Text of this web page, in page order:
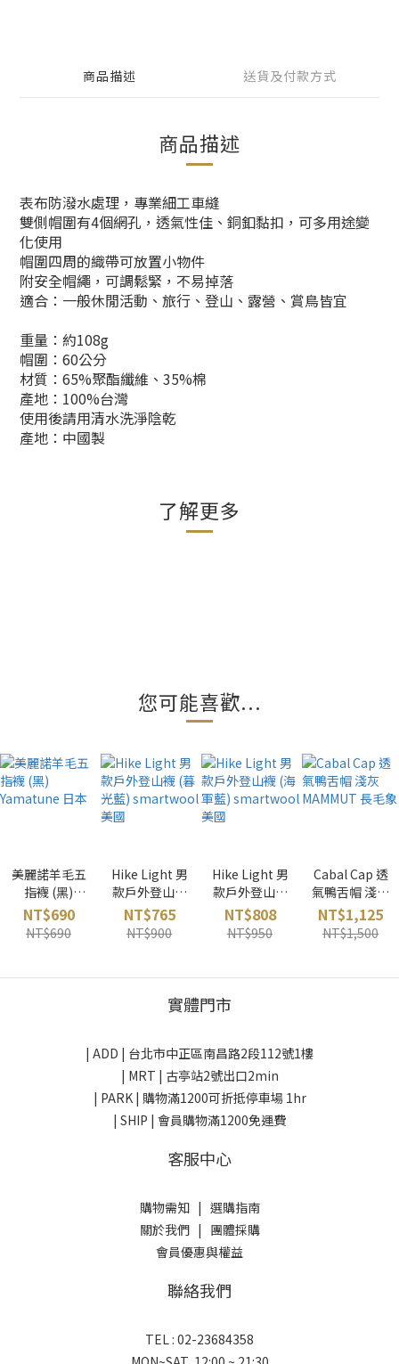
商品描述 送貨及付款方式
商品描述
表布防潑水處理，專業細工車縫
雙側帽圍有4個網孔，透氣性佳、銅釦黏扣，可多用途變
化使用
帽圍四周的織帶可放置小物件
附安全帽繩，可調鬆緊，不易掉落
適合：一般休閒活動、旅行、登山、露營、賞鳥皆宜
重量：約108g
帽圍：60公分
材質：65%聚酯纖維、35%棉
產地：100%台灣
使用後請用清水洗淨陰乾
產地：中國製
了解更多
您可能喜歡...
美麗諾羊毛五
指襪 (黑)
Yamatune 日
本
NT$690
NT$690
Hike Light 男
款戶外登山襪
(暮光藍)
smartwool
美國
NT$765
NT$900
Hike Light 男
款戶外登山襪
(海軍藍)
smartwool
美國
NT$808
NT$950
Cabal Cap 透
氣鴨舌帽 淺灰
MAMMUT 長
毛象
NT$1,125
NT$1,500
實體門市
| ADD | 台北市中正區南昌路2段112號1樓
| MRT | 古亭站2號出口2min
| PARK | 購物滿1200可折抵停車場 1hr
| SHIP | 會員購物滿1200免運費
客服中心
購物需知| 選購指南
關於我們| 團體採購
會員優惠與權益
聯絡我們
TEL : 02-23684358